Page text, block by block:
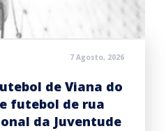
7 Agosto, 2026
de Viana do
futebol de rua
da Juventude